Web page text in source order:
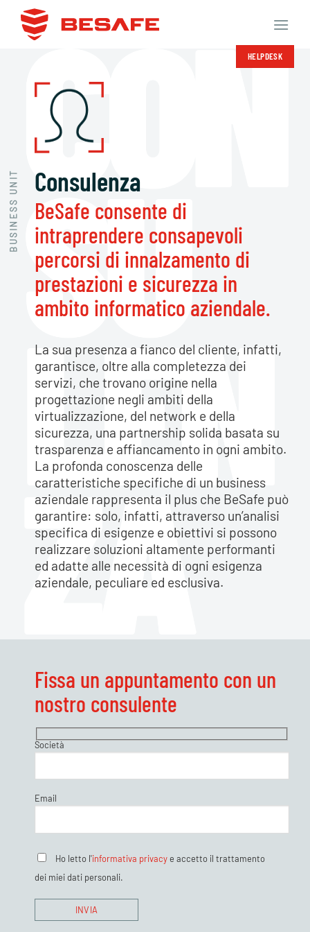
Salta
contenuti
HELPDESK
Consulenza
BeSafe consente di
intraprendere consapevoli
percorsi di innalzamento di
prestazioni e sicurezza in
ambito informatico aziendale.
La sua presenza a fianco del cliente, infatti,
garantisce, oltre alla completezza dei
servizi, che trovano origine nella
progettazione negli ambiti della
virtualizzazione, del network e della
sicurezza, una partnership solida basata su
trasparenza e affiancamento in ogni ambito.
La profonda conoscenza delle
caratteristiche specifiche di un business
aziendale rappresenta il plus che BeSafe può
garantire: solo, infatti, attraverso un’analisi
specifica di esigenze e obiettivi si possono
realizzare soluzioni altamente performanti
ed adatte alle necessità di ogni esigenza
aziendale, peculiare ed esclusiva.
BUSINESS UNIT
Fissa un appuntamento con un
nostro consulente
Società
Email
Ho letto l'informativa privacye accetto il trattamento
dei miei dati personali.